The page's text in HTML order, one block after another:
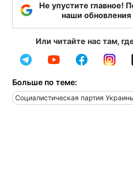
Не упустите главное!
наши обновления
Или читайте нас там,
Больше по теме:
Социалистическая партия